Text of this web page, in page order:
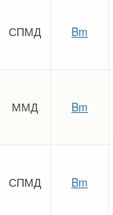
СПМД Bm
ММД Bm
СПМД Bm